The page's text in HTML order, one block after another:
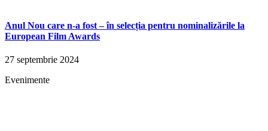
Anul Nou care n-a fost – în selecția pentru nominalizările la
European Film Awards
27 septembrie 2024
Evenimente